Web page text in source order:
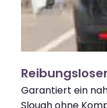
Garantiert ein